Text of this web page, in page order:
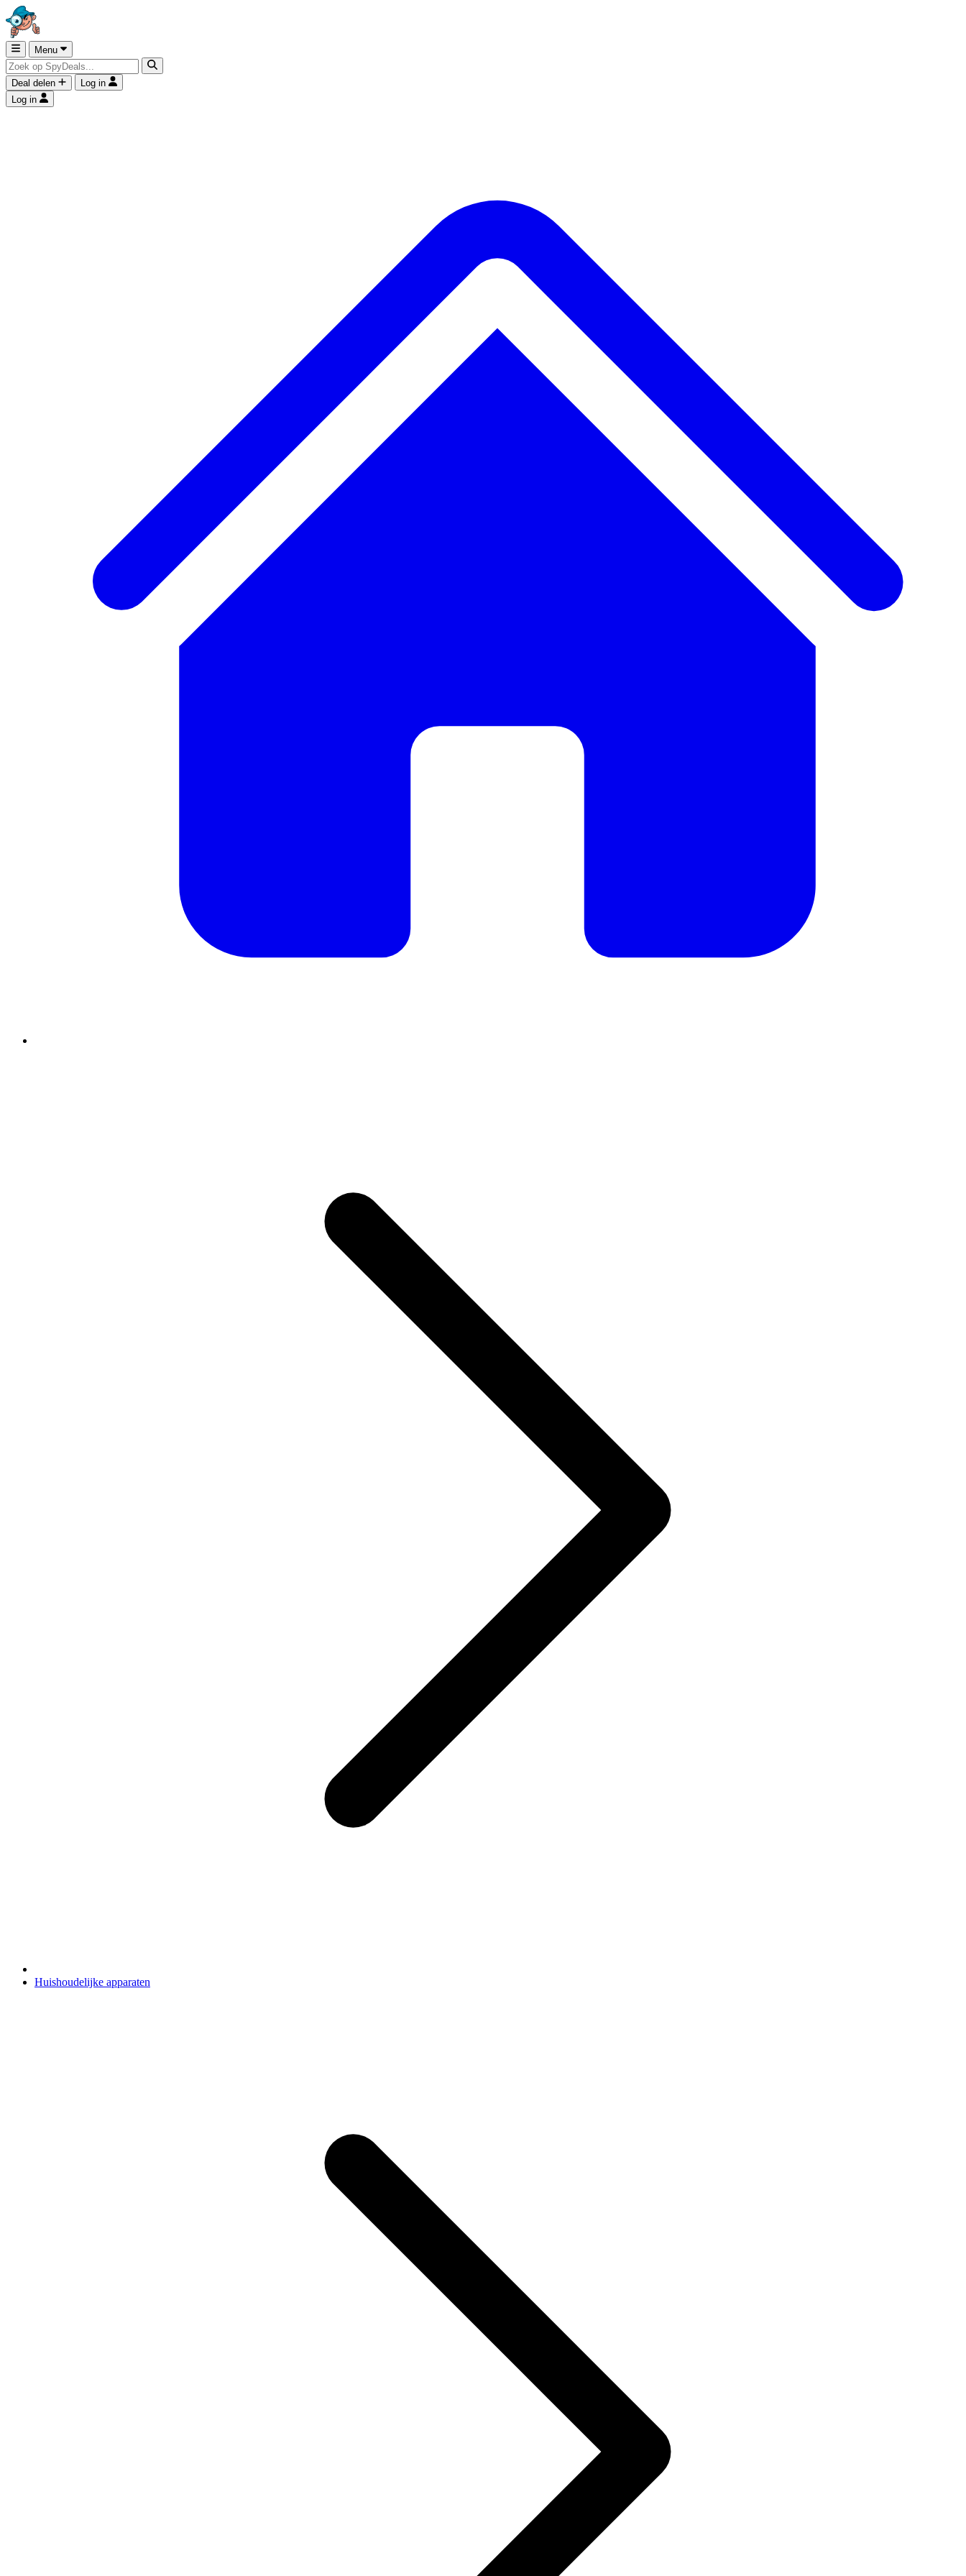
Menu
Deal delen
Log in
Log in
Huishoudelijke apparaten